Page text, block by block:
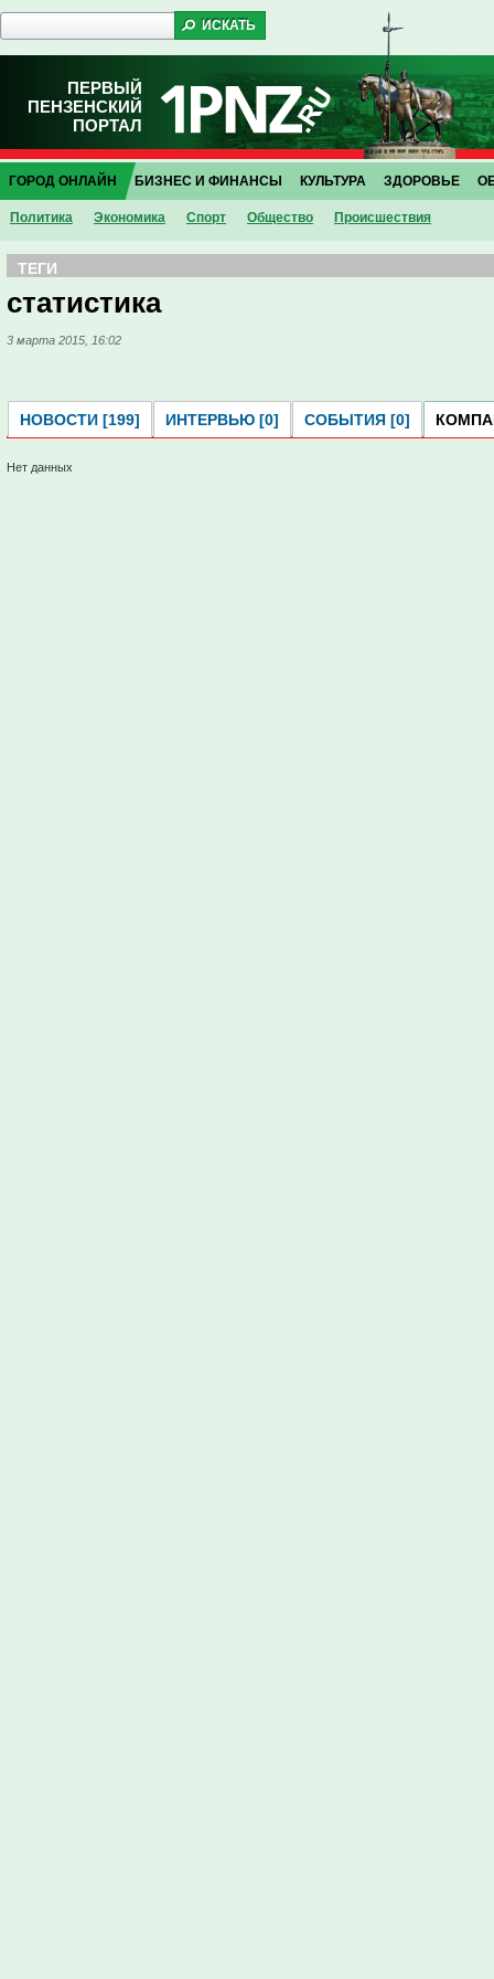
ПЕРВЫЙ
ПЕНЗЕНСКИЙ
ПОРТАЛ
ГОРОД ОНЛАЙН
Политика Экономика Спорт Общество Проиcшествия
БИЗНЕС И ФИНАНСЫ КУЛЬТУРА ЗДОРОВЬЕ
ТЕГИ
статистика
3 марта 2015, 16:02
НОВОСТИ [199] ИНТЕРВЬЮ [0] СОБЫТИЯ [0]
Нет данных